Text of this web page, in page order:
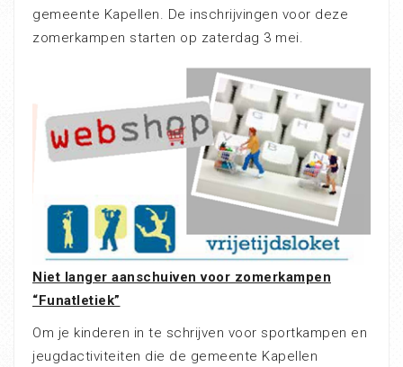
gemeente Kapellen. De inschrijvingen voor deze
zomerkampen starten op zaterdag 3 mei.
Niet langer aanschuiven voor zomerkampen
“Funatletiek”
Om je kinderen in te schrijven voor sportkampen en
jeugdactiviteiten die de gemeente Kapellen